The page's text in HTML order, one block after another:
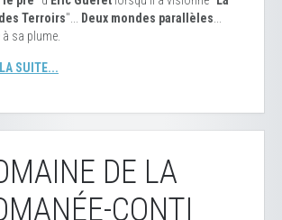
Terroirs"... Deux mondes parallèles
à sa plume.
SUITE...
DE LA
CONTI